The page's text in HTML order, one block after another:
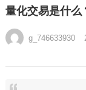
量化交易是什么
g_746633930